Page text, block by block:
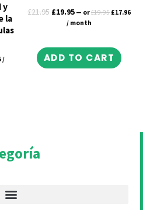
y
la
/
£21.95 £19.95 — or£19.95 £17.96
/ month
ADD TO CART